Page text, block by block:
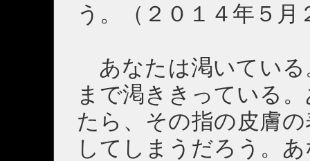
う。（２０１４年５月
あなたは渇いている
まで渇ききっている
たら、その指の皮膚
してしまうだろう。